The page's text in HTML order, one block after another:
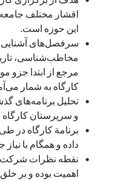
اقشار مختلف جامعه
این حوزه است.
سرفصل‌های آشنایی
مخاطب‌شناسی،
مرجع از ابتدا جزو
کارگاه به شمار
تحلیل برنامه‌های
و سرپرستان
برنامة کارگاه در
داده و همگام با
نقطه نظرات
اهمیت بوده و بر